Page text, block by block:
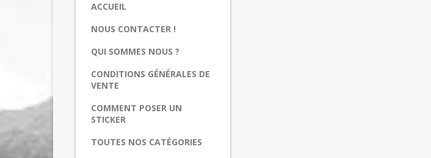
ACCUEIL
NOUS CONTACTER !
QUI SOMMES NOUS ?
CONDITIONS GÉNÉRALES DE
VENTE
COMMENT POSER UN
STICKER
TOUTES NOS CATÉGORIES